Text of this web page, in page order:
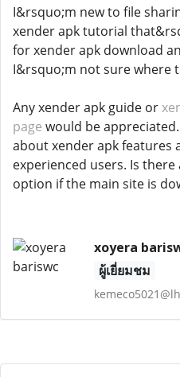
I&rsquo;m new to file
xender apk tutorial
for xender apk download
I&rsquo;m not sure where
Any xender apk guide or
page would be
about xender apk features
experienced users. Is
option if the main site is
xoyera
ผู้เยี่ยมชม